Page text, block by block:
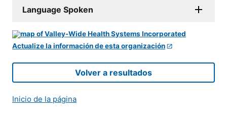
Language Spoken
Actualize la información de esta organización
Volver a resultados
Inicio de la página